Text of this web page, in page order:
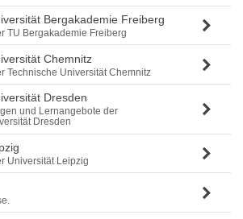
Bergakademie Freiberg
TU Bergakademie Freiberg
Chemnitz
Technische Universität Chemnitz
Dresden
und Lernangebote der
Dresden
Universität Leipzig